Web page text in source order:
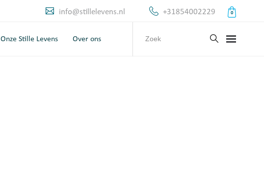
info@stillelevens.nl +31854002229 0
Onze Stille Levens Over ons